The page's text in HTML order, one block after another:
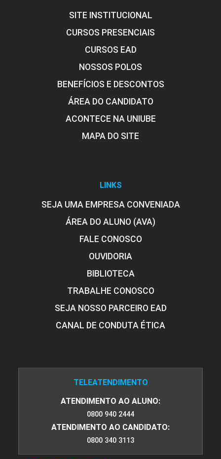
SITE INSTITUCIONAL
CURSOS PRESENCIAIS
CURSOS EAD
NOSSOS POLOS
BENEFÍCIOS E DESCONTOS
ÁREA DO CANDIDATO
ACONTECE NA UNIUBE
MAPA DO SITE
LINKS
SEJA UMA EMPRESA CONVENIADA
ÁREA DO ALUNO (AVA)
FALE CONOSCO
OUVIDORIA
BIBLIOTECA
TRABALHE CONOSCO
SEJA NOSSO PARCEIRO EAD
CANAL DE CONDUTA ÉTICA
TELEATENDIMENTO
ATENDIMENTO AO ALUNO:
0800 940 2444
ATENDIMENTO AO CANDIDATO:
0800 340 3113